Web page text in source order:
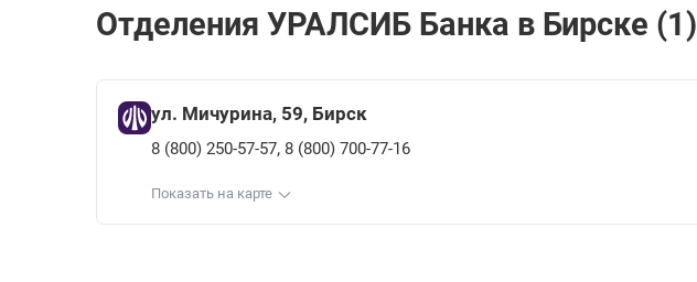
Отделения УРАЛСИБ Банкa в Бирске (1)
ул. Мичурина, 59, Бирск
8 (800) 250-57-57, 8 (800) 700-77-16
Показать на карте